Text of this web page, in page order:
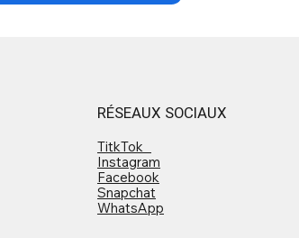
RÉSEAUX SOCIAUX
TitkTok
Instagram
Facebook
Snapchat
WhatsApp